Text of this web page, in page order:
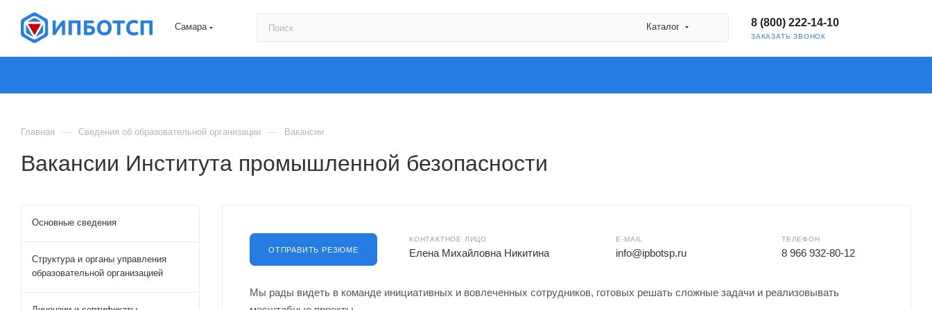
Самара Каталог 8 (800) 222-14-10
ЗАКАЗАТЬ ЗВОНОК
Главная — Сведения об образовательной организации — Вакансии
Вакансии Института промышленной безопасности
ОТПРАВИТЬ РЕЗЮМЕ
КОНТАКТНОЕ ЛИЦО
Елена Михайловна Никитина
E-MAIL
info@ipbotsp.ru
ТЕЛЕФОН
8 966 932-80-12
Мы рады видеть в команде инициативных и вовлеченных сотрудников, готовых решать сложные задачи и реализовывать
Основные сведения
Структура и органы управления
образовательной организацией